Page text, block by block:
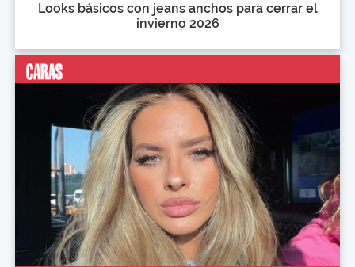
Looks básicos con jeans anchos para cerrar el
invierno 2026